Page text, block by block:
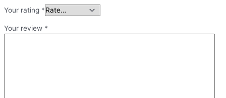
Your rating *
Your review *